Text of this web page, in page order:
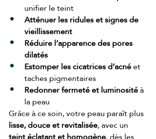
unifier le teint
Atténuer les ridules et signes de
vieillissement
Réduire l’apparence des pores
dilatés
Estomper les cicatrices d’acné et
taches pigmentaires
Redonner fermeté et luminosité à
la peau
Grâce à ce soin, votre peau paraît plus
lisse, douce et revitalisée, avec un